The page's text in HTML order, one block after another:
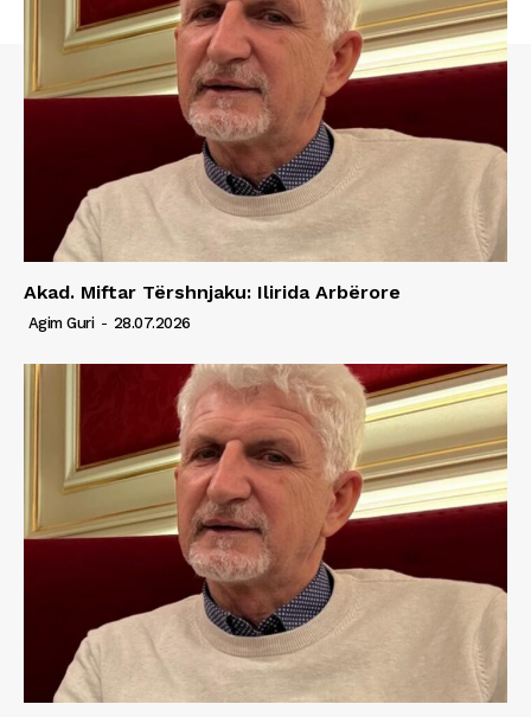
Akad. Miftar Tërshnjaku: Ilirida Arbërore
Agim Guri - 28.07.2026